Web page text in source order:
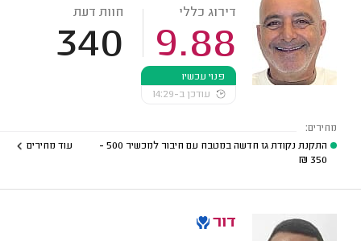
דירוג כללי
9.88
חוות דעת
340
פנוי עכשיו
עודכן ב-14:29
מחירים:
התקנת נקודת גז חדשה במטבח עם חיבור למכשיר
500 -
350
₪
עוד מחירים
דור